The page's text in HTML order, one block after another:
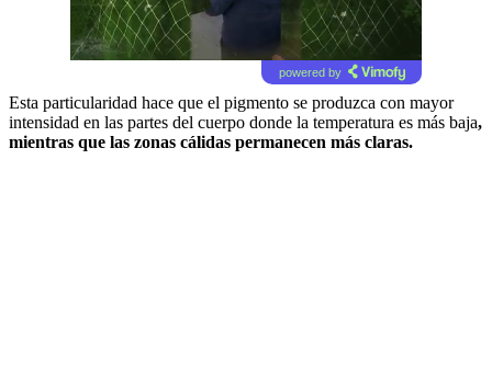
powered by
Esta particularidad hace que el pigmento se produzca con mayor
intensidad en las partes del cuerpo donde la temperatura es más baja,
mientras que las zonas cálidas permanecen más claras.